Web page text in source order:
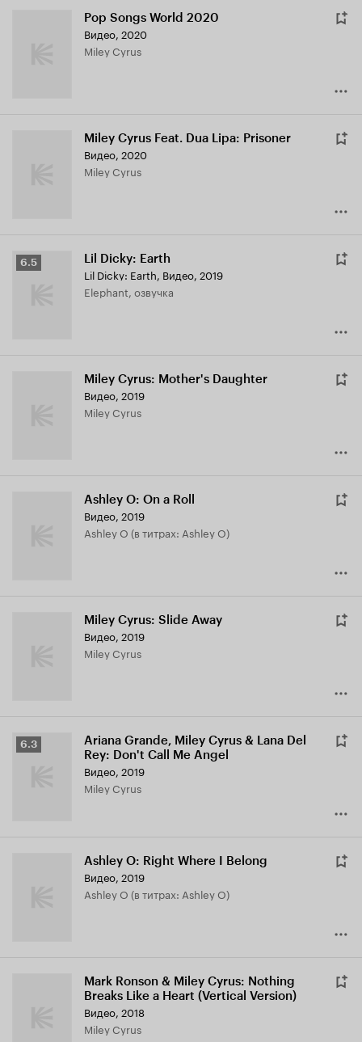
Pop Songs World 2020
Видео, 2020
Miley Cyrus
Miley Cyrus Feat. Dua Lipa: Prisoner
Видео, 2020
Miley Cyrus
Рейтинг
6.5 Lil Dicky: Earth
Lil Dicky: Earth, Видео, 2019
Elephant, озвучка
Miley Cyrus: Mother's Daughter
Видео, 2019
Miley Cyrus
Ashley O: On a Roll
Видео, 2019
Ashley O (в титрах: Ashley O)
Miley Cyrus: Slide Away
Видео, 2019
Miley Cyrus
Рейтинг
6.3
Ariana Grande, Miley Cyrus & Lana Del
Rey: Don't Call Me Angel
Видео, 2019
Miley Cyrus
Ashley O: Right Where I Belong
Видео, 2019
Ashley O (в титрах: Ashley O)
Mark Ronson & Miley Cyrus: Nothing
Breaks Like a Heart (Vertical Version)
Видео, 2018
Miley Cyrus